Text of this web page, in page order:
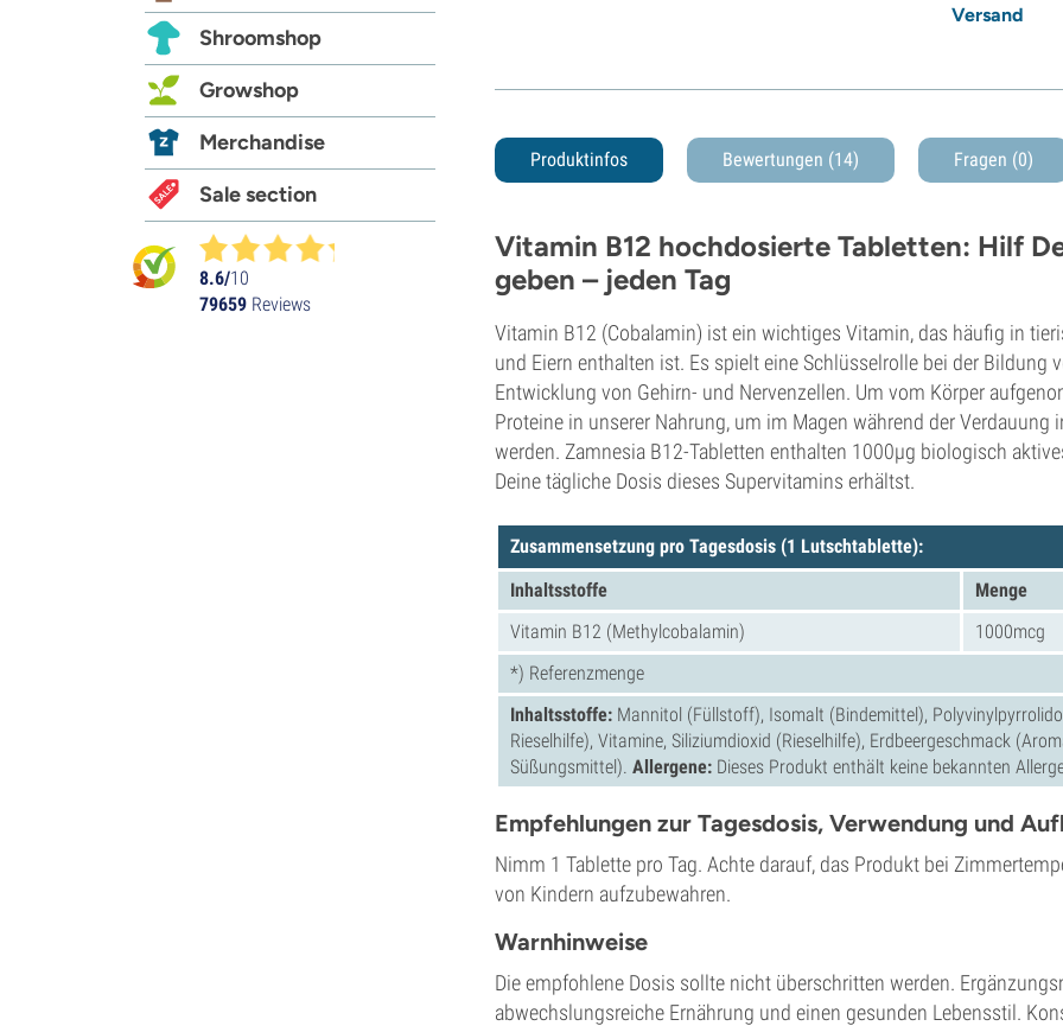
Versand
Produktinfos Bewertungen (14) Fragen (0)
Vitamin B12 hochdosierte Tabletten: Hilf
geben – jeden Tag
Vitamin B12 (Cobalamin) ist ein wichtiges Vitamin, das häufig in
und Eiern enthalten ist. Es spielt eine Schlüsselrolle bei der Bildung
Entwicklung von Gehirn- und Nervenzellen. Um vom Körper
Proteine in unserer Nahrung, um im Magen während der
werden. Zamnesia B12-Tabletten enthalten 1000µg biologisch
Deine tägliche Dosis dieses Supervitamins erhältst.
Zusammensetzung pro Tagesdosis (1 Lutschtablette):
Inhaltsstoffe
Menge
Vitamin B12 (Methylcobalamin)
1000mcg
*) Referenzmenge
Inhaltsstoffe: Mannitol (Füllstoff), Isomalt (Bindemittel),
Rieselhilfe), Vitamine, Siliziumdioxid (Rieselhilfe), Erdbeergeschmack
Süßungsmittel). Allergene: Dieses Produkt enthält keine bekannten
Empfehlungen zur Tagesdosis, Verwendung und
Nimm 1 Tablette pro Tag. Achte darauf, das Produkt bei
von Kindern aufzubewahren.
Warnhinweise
Die empfohlene Dosis sollte nicht überschritten werden.
abwechslungsreiche Ernährung und einen gesunden Lebensstil.
Shroomshop
Growshop
Merchandise
Sale section
8.6/10
79659 Reviews